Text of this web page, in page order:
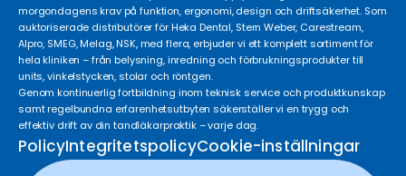
morgondagens krav på funktion, ergonomi, design och driftsäkerhet. Som
auktoriserade distributörer för Heka Dental, Stern Weber, Carestream,
Alpro, SMEG, Melag, NSK, med flera, erbjuder vi ett komplett sortiment för
hela kliniken – från belysning, inredning och förbrukningsprodukter till
units, vinkelstycken, stolar och röntgen.
Genom kontinuerlig fortbildning inom teknisk service och produktkunskap
samt regelbundna erfarenhetsutbyten säkerställer vi en trygg och
effektiv drift av din tandläkarpraktik – varje dag.
PolicyIntegritetspolicyCookie-inställningar